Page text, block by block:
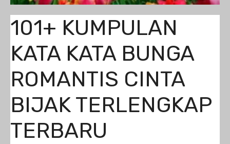
101+ KUMPULAN
KATA KATA BUNGA
ROMANTIS CINTA
BIJAK TERLENGKAP
TERBARU